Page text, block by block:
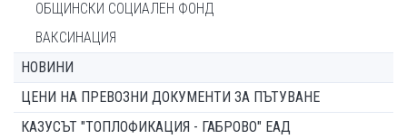
ОБЩИНСКИ СОЦИАЛЕН ФОНД
ВАКСИНАЦИЯ
НОВИНИ
ЦЕНИ НА ПРЕВОЗНИ ДОКУМЕНТИ ЗА ПЪТУВАНЕ
КАЗУСЪТ "ТОПЛОФИКАЦИЯ - ГАБРОВО" ЕАД